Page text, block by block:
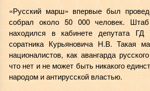
«Русский марш» впервые был
собрал около 50 000 человек.
находился в кабинете депутата ГД
соратника Курьяновича Н.В. Такая
националистов, как авангарда
что нет и не может быть никакого
народом и антирусской властью.